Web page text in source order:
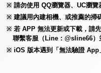
請勿使用 QQ瀏覽器、UC瀏
建議用內建相機、或推薦的掃
若 APP 無法更新或下載，請
聯繫客服（Line：@sline66）
iOS 版本遇到「無法驗證 App